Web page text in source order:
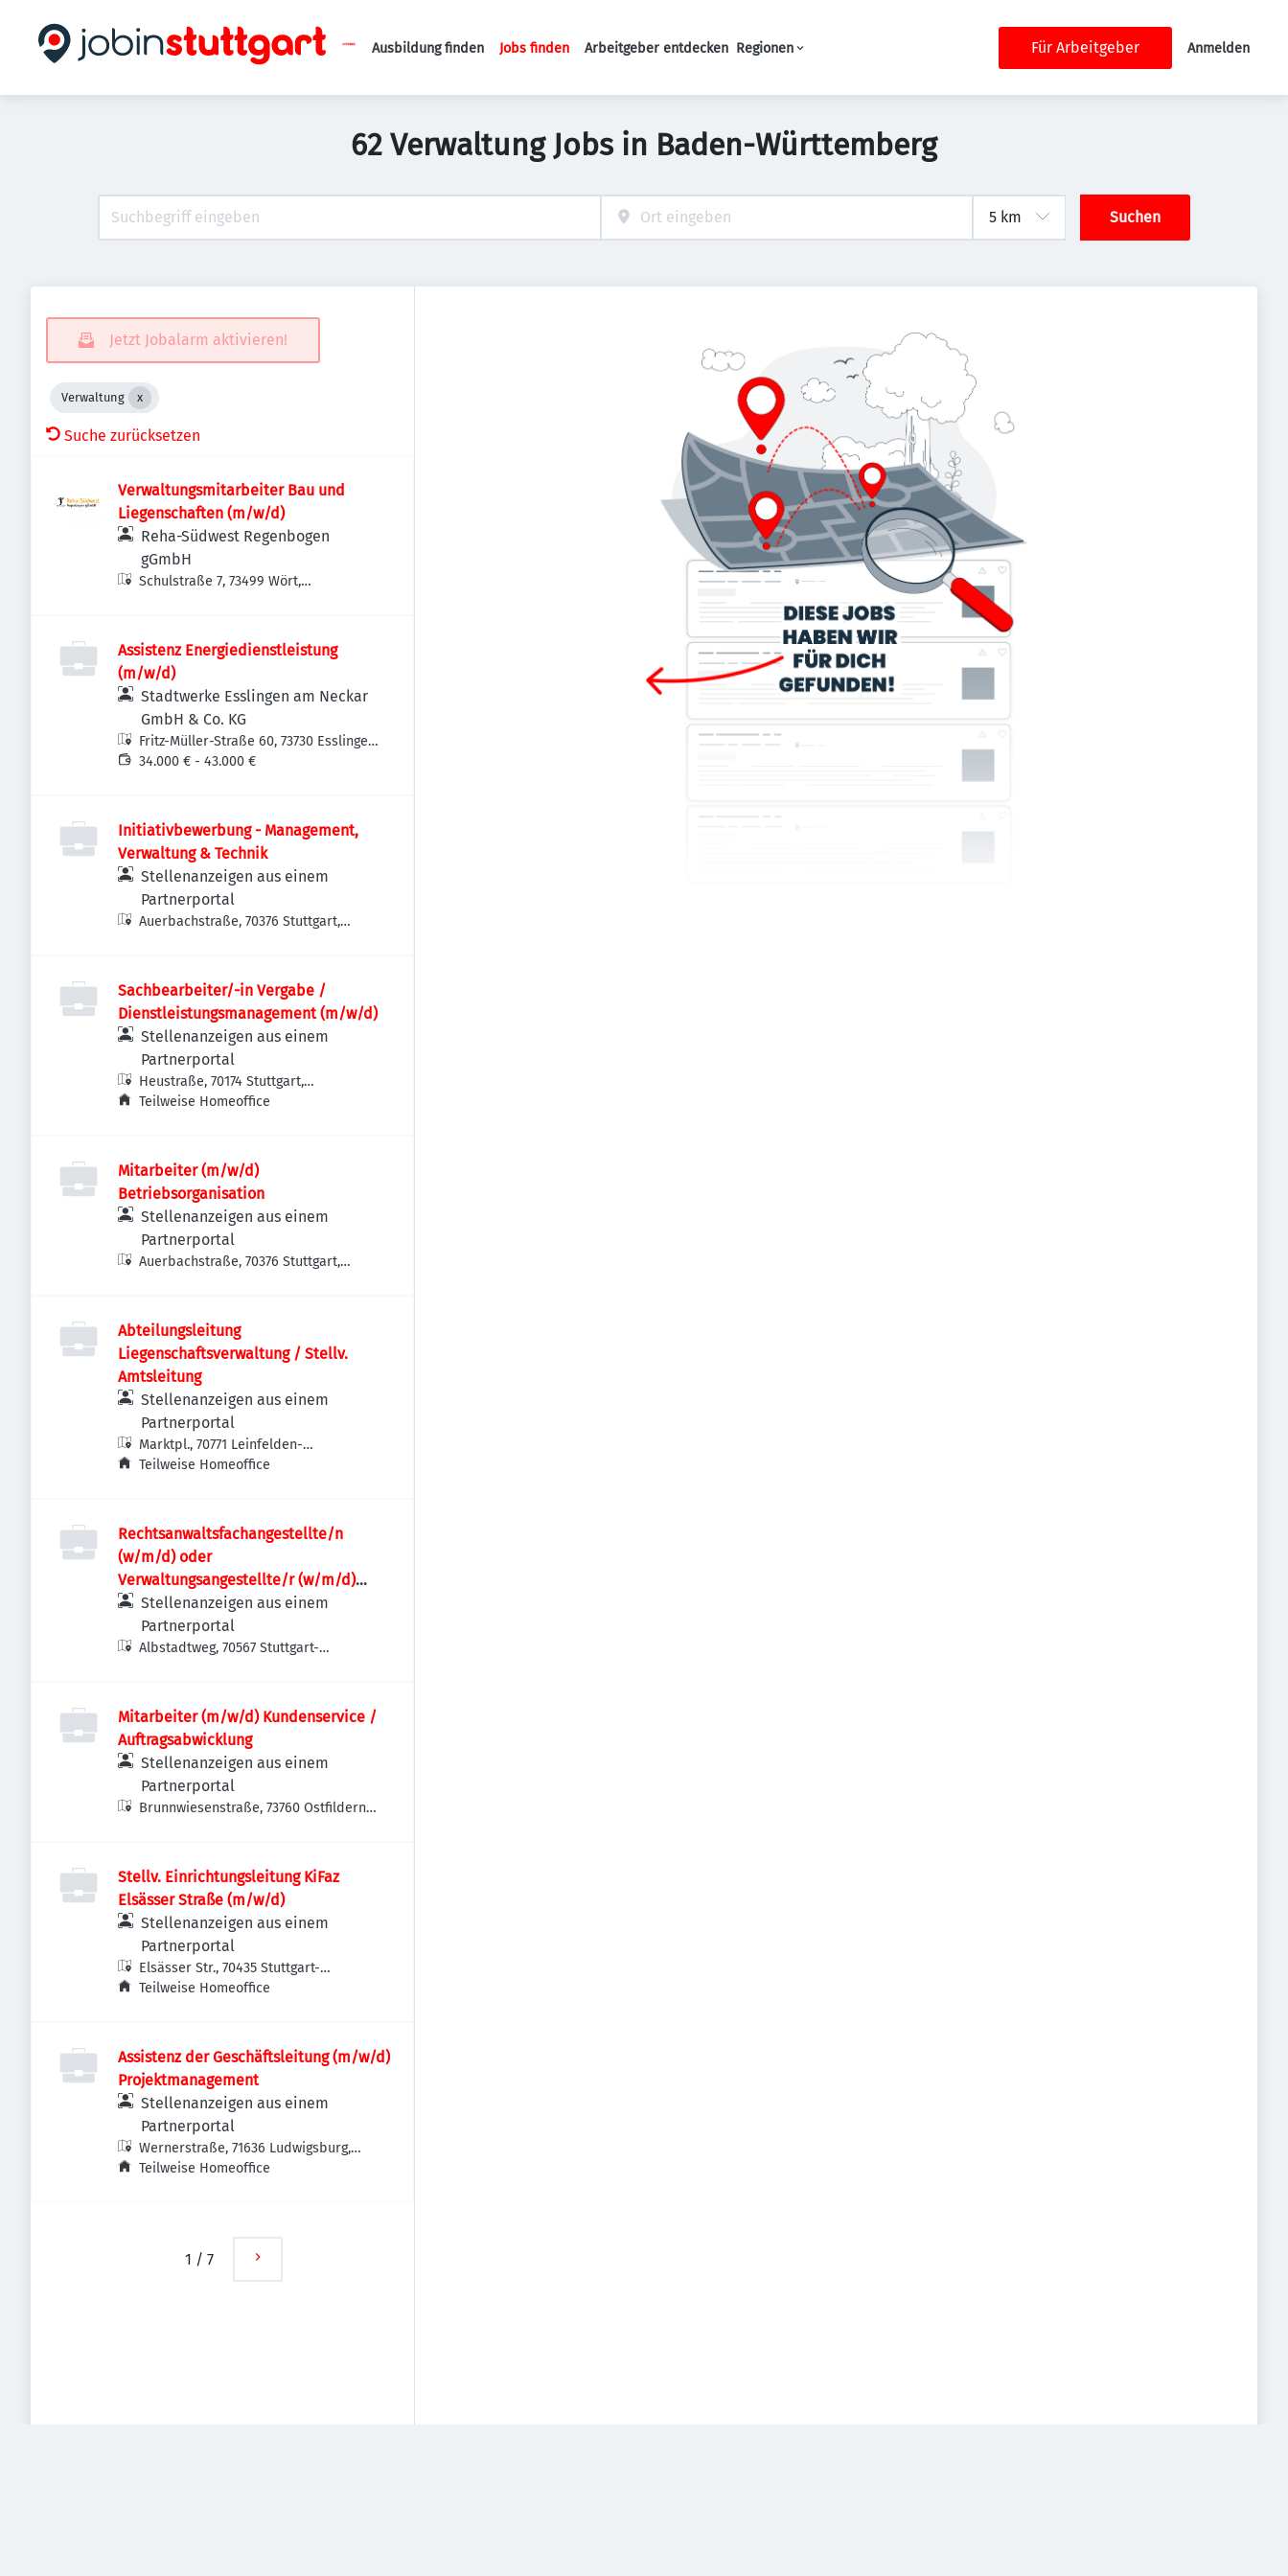
Haupt-Navigation
Ausbildung finden Jobs finden Arbeitgeber entdecken Regionen Für Arbeitgeber Anmelden
62 Verwaltung Jobs in Baden-Württemberg
Suchen
Jetzt Jobalarm aktivieren!
Verwaltung
Suche zurücksetzen
Verwaltungsmitarbeiter Bau und
Liegenschaften (m/w/d)
Reha-Südwest Regenbogen
gGmbH
Schulstraße 7, 73499 Wört,
Assistenz Energiedienstleistung
(m/w/d)
Stadtwerke Esslingen am Neckar
GmbH & Co. KG
Fritz-Müller-Straße 60, 73730 Esslingen
am Neckar-Oberesslingen,
34.000 € - 43.000 €
Initiativbewerbung - Management,
Verwaltung & Technik
Stellenanzeigen aus einem
Partnerportal
Auerbachstraße, 70376 Stuttgart,
Sachbearbeiter/-in Vergabe /
Dienstleistungsmanagement (m/w/d)
Stellenanzeigen aus einem
Partnerportal
Heustraße, 70174 Stuttgart,
Deutschland
Teilweise Homeoffice
Mitarbeiter (m/w/d)
Betriebsorganisation
Stellenanzeigen aus einem
Partnerportal
Auerbachstraße, 70376 Stuttgart,
Abteilungsleitung
Liegenschaftsverwaltung / Stellv.
Amtsleitung
Stellenanzeigen aus einem
Partnerportal
Marktpl., 70771 Leinfelden-
Echterdingen-Leinfelden, Deutschland
Teilweise Homeoffice
Rechtsanwaltsfachangestellte/n
(w/m/d) oder
Verwaltungsangestellte/r (w/m/d)
oder Kauffrau/ Kaufmann für
Büromanagement (w/m/d)
Stellenanzeigen aus einem
Partnerportal
Albstadtweg, 70567 Stuttgart-
Mitarbeiter (m/w/d) Kundenservice /
Auftragsabwicklung
Stellenanzeigen aus einem
Partnerportal
Brunnwiesenstraße, 73760 Ostfildern-
Stellv. Einrichtungsleitung KiFaz
Elsässer Straße (m/w/d)
Stellenanzeigen aus einem
Partnerportal
Elsässer Str., 70435 Stuttgart-
Zuffenhausen, Deutschland
Teilweise Homeoffice
Assistenz der Geschäftsleitung (m/w/d)
Projektmanagement
Stellenanzeigen aus einem
Partnerportal
Wernerstraße, 71636 Ludwigsburg,
Deutschland
Teilweise Homeoffice
1 / 7